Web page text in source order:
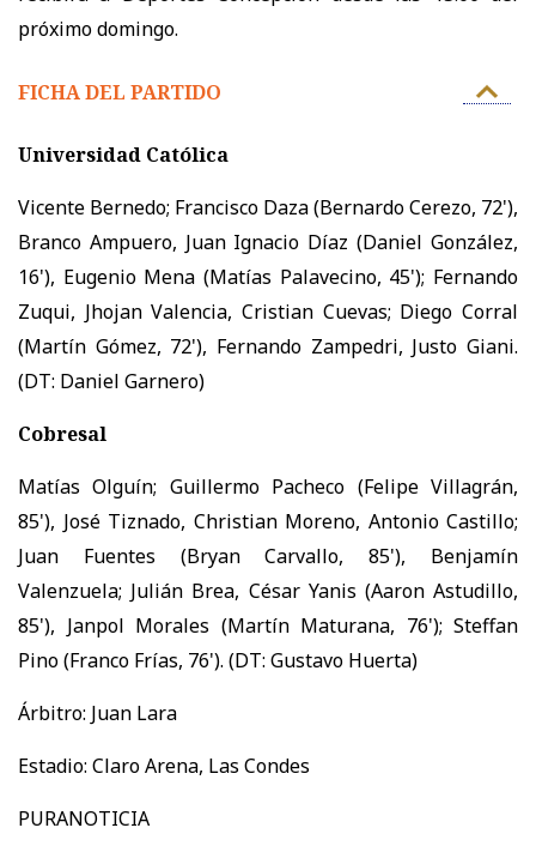
próximo domingo.
FICHA DEL PARTIDO
Universidad Católica
Vicente Bernedo; Francisco Daza (Bernardo Cerezo, 72'),
Branco Ampuero, Juan Ignacio Díaz (Daniel González,
16'), Eugenio Mena (Matías Palavecino, 45'); Fernando
Zuqui, Jhojan Valencia, Cristian Cuevas; Diego Corral
(Martín Gómez, 72'), Fernando Zampedri, Justo Giani.
(DT: Daniel Garnero)
Cobresal
Matías Olguín; Guillermo Pacheco (Felipe Villagrán,
85'), José Tiznado, Christian Moreno, Antonio Castillo;
Juan Fuentes (Bryan Carvallo, 85'), Benjamín
Valenzuela; Julián Brea, César Yanis (Aaron Astudillo,
85'), Janpol Morales (Martín Maturana, 76'); Steffan
Pino (Franco Frías, 76'). (DT: Gustavo Huerta)
Árbitro: Juan Lara
Estadio: Claro Arena, Las Condes
PURANOTICIA